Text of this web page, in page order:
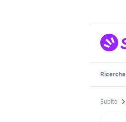
Ricerche
Subito